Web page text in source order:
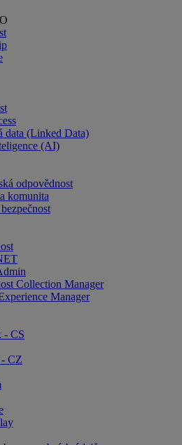
data (Linked Data)
(AI)
odpovědnost
komunita
Collection Manager
Manager
- CS
CZ